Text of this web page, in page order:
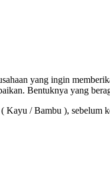
yang ingin
Bentuknya yang
/ Bambu ), sebelum